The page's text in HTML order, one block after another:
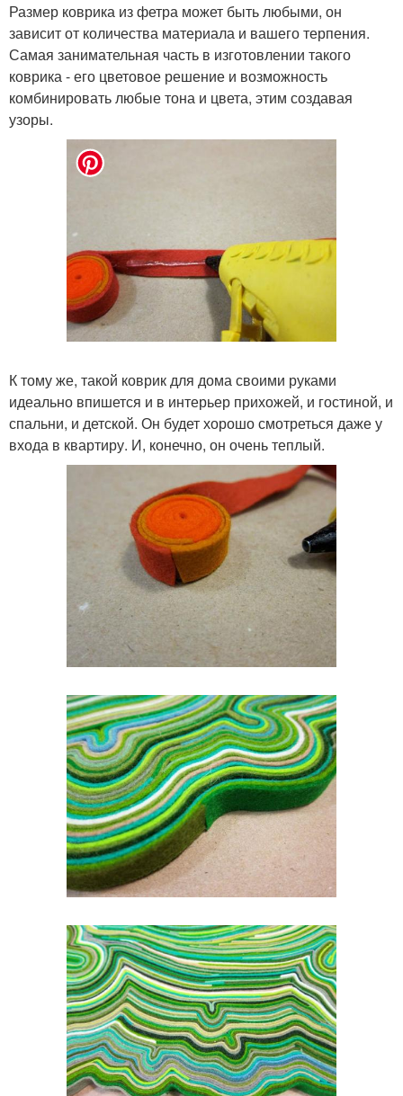
Размер коврика из фетра может быть любыми, он
зависит от количества материала и вашего терпения.
Самая занимательная часть в изготовлении такого
коврика - его цветовое решение и возможность
комбинировать любые тона и цвета, этим создавая
узоры.
К тому же, такой коврик для дома своими руками
идеально впишется и в интерьер прихожей, и гостиной, и
спальни, и детской. Он будет хорошо смотреться даже у
входа в квартиру. И, конечно, он очень теплый.